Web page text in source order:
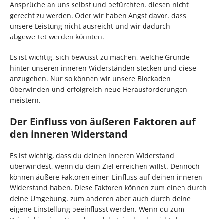
Ansprüche an uns selbst und befürchten, diesen nicht
gerecht zu werden. Oder wir haben Angst davor, dass
unsere Leistung nicht ausreicht und wir dadurch
abgewertet werden könnten.
Es ist wichtig, sich bewusst zu machen, welche Gründe
hinter unseren inneren Widerständen stecken und diese
anzugehen. Nur so können wir unsere Blockaden
überwinden und erfolgreich neue Herausforderungen
meistern.
Der Einfluss von äußeren Faktoren auf
den inneren Widerstand
Es ist wichtig, dass du deinen inneren Widerstand
überwindest, wenn du dein Ziel erreichen willst. Dennoch
können äußere Faktoren einen Einfluss auf deinen inneren
Widerstand haben. Diese Faktoren können zum einen durch
deine Umgebung, zum anderen aber auch durch deine
eigene Einstellung beeinflusst werden. Wenn du zum